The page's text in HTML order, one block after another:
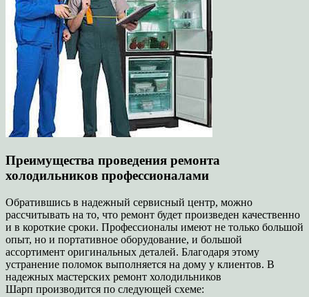
Преимущества проведения ремонта
холодильников профессионалами
Обратившись в надежный сервисный центр, можно
рассчитывать на то, что ремонт будет произведен качественно
и в короткие сроки. Профессионалы имеют не только большой
опыт, но и портативное оборудование, и большой
ассортимент оригинальных деталей. Благодаря этому
устранение поломок выполняется на дому у клиентов. В
надежных мастерских ремонт холодильников
Шарп производится по следующей схеме: